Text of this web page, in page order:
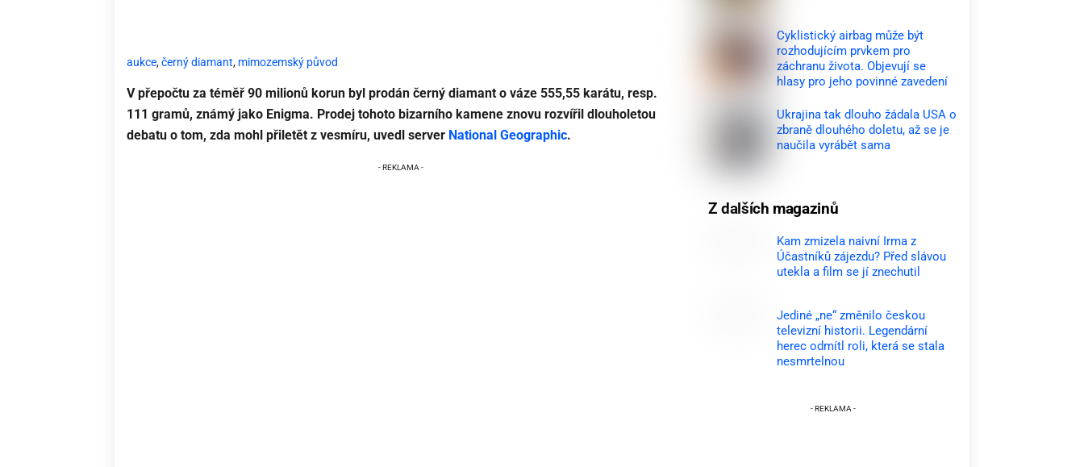
aukce,černý diamant, mimozemský původ
V přepočtu za téměř 90 milionů korun byl prodán černý diamant o váze 555,55 karátu, resp.
111 gramů, známý jako Enigma. Prodej tohoto bizarního kamene znovu rozvířil dlouholetou
debatu o tom, zda mohl přiletět z vesmíru, uvedl server National Geographic.
Cyklistický airbag může být
rozhodujícím prvkem pro
záchranu života. Objevují se
hlasy pro jeho povinné zavedení
Ukrajina tak dlouho žádala USA o
zbraně dlouhého doletu, až se je
naučila vyrábět sama
Z dalších magazinů
Kam zmizela naivní Irma z
Účastníků zájezdu? Před slávou
utekla a film se jí znechutil
Jediné „ne“ změnilo českou
televizní historii. Legendární
herec odmítl roli, která se stala
nesmrtelnou